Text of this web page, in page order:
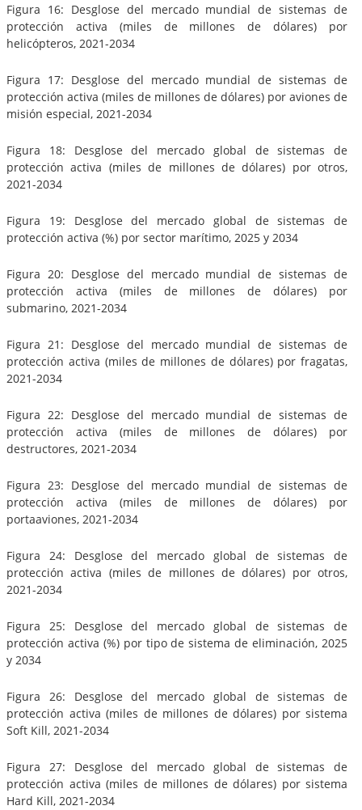
Figura 16: Desglose del mercado mundial de sistemas de
protección activa (miles de millones de dólares) por
helicópteros, 2021-2034
Figura 17: Desglose del mercado mundial de sistemas de
protección activa (miles de millones de dólares) por aviones de
misión especial, 2021-2034
Figura 18: Desglose del mercado global de sistemas de
protección activa (miles de millones de dólares) por otros,
2021-2034
Figura 19: Desglose del mercado global de sistemas de
protección activa (%) por sector marítimo, 2025 y 2034
Figura 20: Desglose del mercado mundial de sistemas de
protección activa (miles de millones de dólares) por
submarino, 2021-2034
Figura 21: Desglose del mercado mundial de sistemas de
protección activa (miles de millones de dólares) por fragatas,
2021-2034
Figura 22: Desglose del mercado mundial de sistemas de
protección activa (miles de millones de dólares) por
destructores, 2021-2034
Figura 23: Desglose del mercado mundial de sistemas de
protección activa (miles de millones de dólares) por
portaaviones, 2021-2034
Figura 24: Desglose del mercado global de sistemas de
protección activa (miles de millones de dólares) por otros,
2021-2034
Figura 25: Desglose del mercado global de sistemas de
protección activa (%) por tipo de sistema de eliminación, 2025
y 2034
Figura 26: Desglose del mercado global de sistemas de
protección activa (miles de millones de dólares) por sistema
Soft Kill, 2021-2034
Figura 27: Desglose del mercado global de sistemas de
protección activa (miles de millones de dólares) por sistema
Hard Kill, 2021-2034